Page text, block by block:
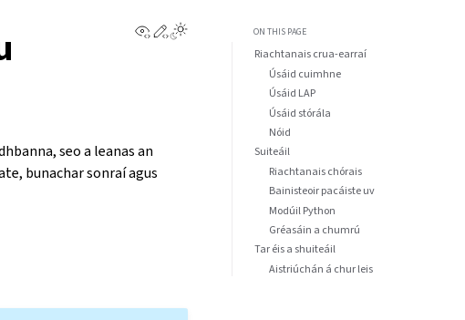
View this page
Edit this page
seo a leanas an
bunachar sonraí agus
ON THIS PAGE
Riachtanais crua-earraí
Úsáid cuimhne
Úsáid LAP
Úsáid stórála
Nóid
Suiteáil
Riachtanais chórais
Bainisteoir pacáiste uv
Modúil Python
Gréasáin a chumrú
Tar éis a shuiteáil
Aistriúchán á chur leis